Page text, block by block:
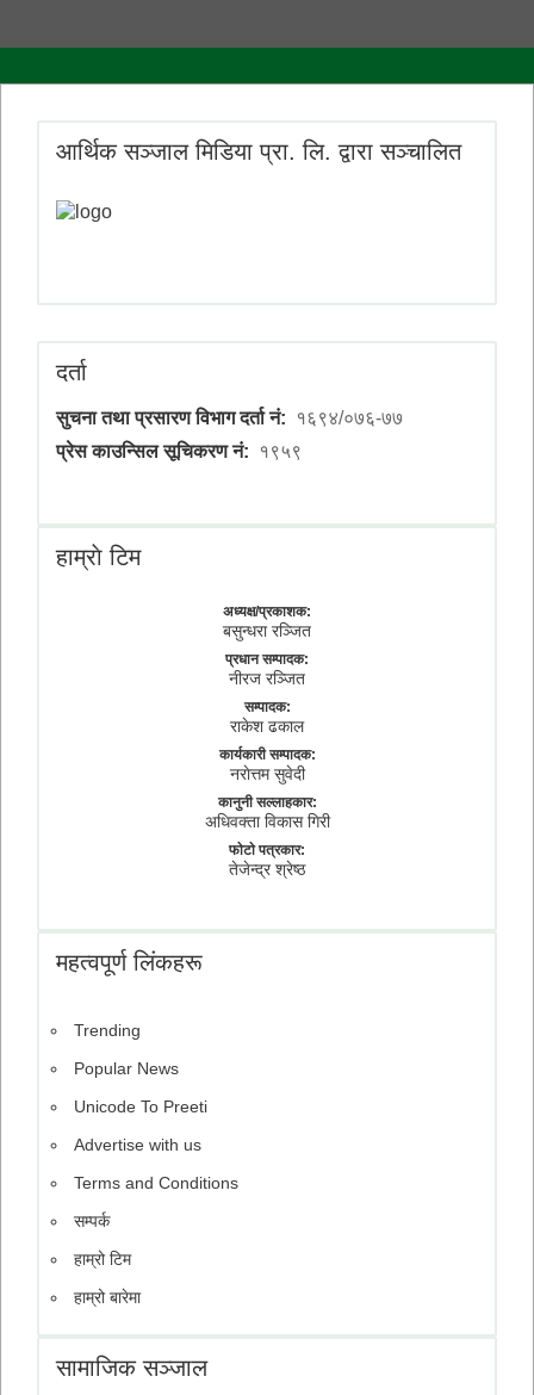
आर्थिक सञ्जाल मिडिया प्रा. लि. द्वारा सञ्चालित
दर्ता
सुचना तथा प्रसारण विभाग दर्ता नं:
१६९४/०७६-७७
प्रेस काउन्सिल सूचिकरण नं:
१९५९
हाम्राे टिम
अध्यक्ष/प्रकाशक:
बसुन्धरा रञ्जित
प्रधान सम्पादक:
नीरज रञ्जित
सम्पादक:
राकेश ढकाल
कार्यकारी सम्पादक:
नराेत्तम सुवेदी
कानुनी सल्लाहकार:
अधिवक्ता विकास गिरी
फाेटाे पत्रकार:
तेजेन्द्र श्रेष्ठ
महत्वपूर्ण लिंकहरू
Trending
Popular News
Unicode To Preeti
Advertise with us
Terms and Conditions
सम्पर्क
हाम्रो टिम
हाम्रो बारेमा
सामाजिक सञ्जाल